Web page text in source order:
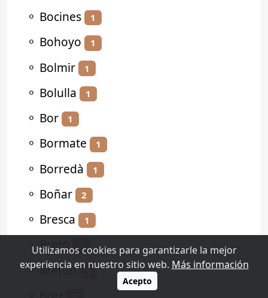
⚬ Bocines 1
⚬ Bohoyo 1
⚬ Bolmir 1
⚬ Bolulla 1
⚬ Bor 1
⚬ Bormate 1
⚬ Borredà 1
⚬ Boñar 2
⚬ Bresca 1
⚬Bretó 1
⚬Bretún 1
Utilizamos cookies para garantizarle la mejor
experiencia en nuestro sitio web. Más información
Acepto